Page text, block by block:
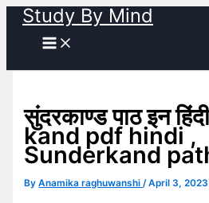
Skip
content
Study By Mind
सुंदरकाण्ड पाठ इन
kand pdf hindi ,
Sunderkand
ByAnamika raghuwanshi/April 3, 2023